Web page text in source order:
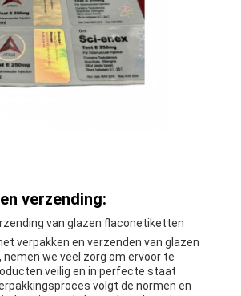
verzending:
van glazen flaconetiketten
verpakken en verzenden van glazen
we veel zorg om ervoor te
veilig en in perfecte staat
volgt de normen en